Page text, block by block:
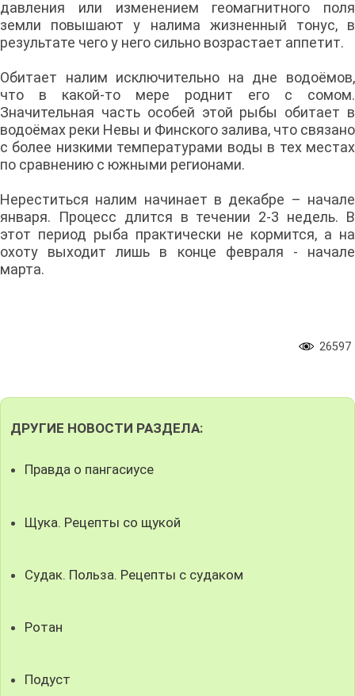
давления или изменением геомагнитного поля
земли повышают у налима жизненный тонус, в
результате чего у него сильно возрастает аппетит.
Обитает налим исключительно на дне водоёмов,
что в какой-то мере роднит его с сомом.
Значительная часть особей этой рыбы обитает в
водоёмах реки Невы и Финского залива, что связано
с более низкими температурами воды в тех местах
по сравнению с южными регионами.
Нереститься налим начинает в декабре – начале
января. Процесс длится в течении 2-3 недель. В
этот период рыба практически не кормится, а на
охоту выходит лишь в конце февраля - начале
марта.
26597
ДРУГИЕ НОВОСТИ РАЗДЕЛА:
Правда о пангасиусе
Щука. Рецепты со щукой
Судак. Польза. Рецепты с судаком
Ротан
Подуст